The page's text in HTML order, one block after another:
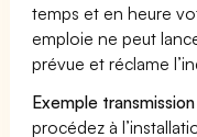
temps et en heure
emploie ne peut
prévue et réclame
Exemple
procédez à